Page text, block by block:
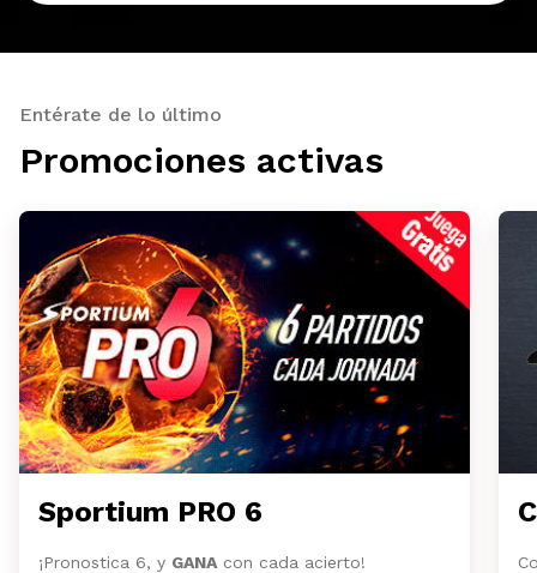
Entérate de lo último
Promociones activas
Sportium PRO 6
¡Pronostica 6, y GANA con cada acierto!